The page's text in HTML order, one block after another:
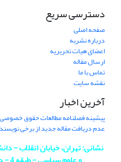
دسترسی سریع
صفحه اصلی
درباره نشریه
اعضای هیات تحریریه
ارسال مقاله
تماس با ما
نقشه سایت
آخرین اخبار
پیشینه فصلنامه مطالعات حقوق خصوصی
عدم دریافت مقاله جدید از برخی
نشانی: تهران، خیابان انقلاب -